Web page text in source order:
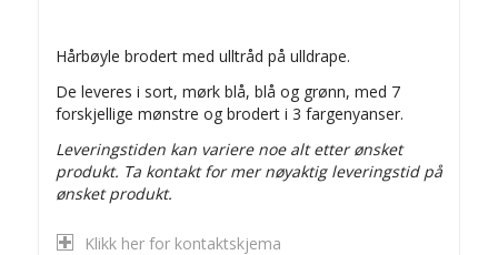
Hårbøyle brodert med ulltråd på ulldrape.
De leveres i sort, mørk blå, blå og grønn, med 7
forskjellige mønstre og brodert i 3 fargenyanser.
Leveringstiden kan variere noe alt etter ønsket
produkt. Ta kontakt for mer nøyaktig leveringstid på
ønsket produkt.
Klikk her for kontaktskjema